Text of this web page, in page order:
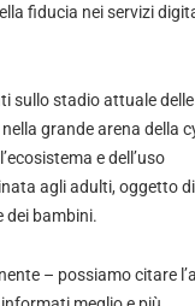
fiducia nei servizi
sullo stadio attuale delle
grande arena della
e dell’uso
agli adulti, oggetto di
dei bambini.
– possiamo citare